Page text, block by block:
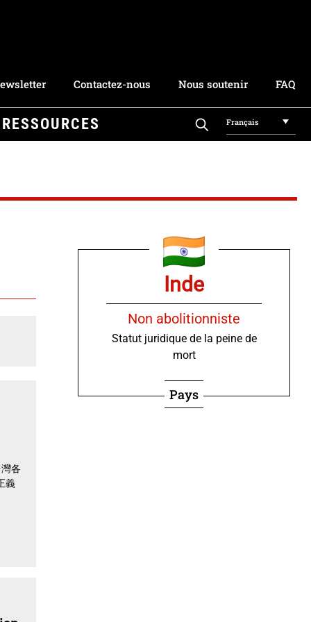
Contactez-nous Nous soutenir FAQ
RESSOURCES Français
各
義
Inde
Non abolitionniste
Statut juridique de la peine de
mort
Pays